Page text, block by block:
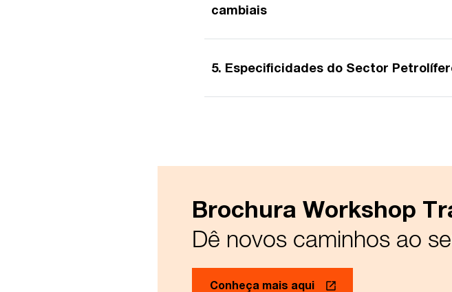
cambiais
5. Especificidades do Sector
Brochura Workshop
Dê novos caminhos ao
Conheça mais aqui